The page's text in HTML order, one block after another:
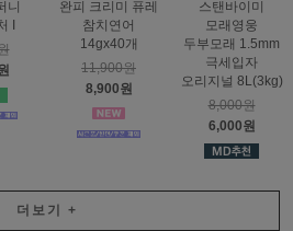
니
I
완피 크리미 퓨레
참치연어
14gx40개
11,900원
8,900원
스탠바이미
모래영웅
두부모래 1.5mm
극세입자
오리지널 8L(3kg)
8,000원
6,000원
더보기 +